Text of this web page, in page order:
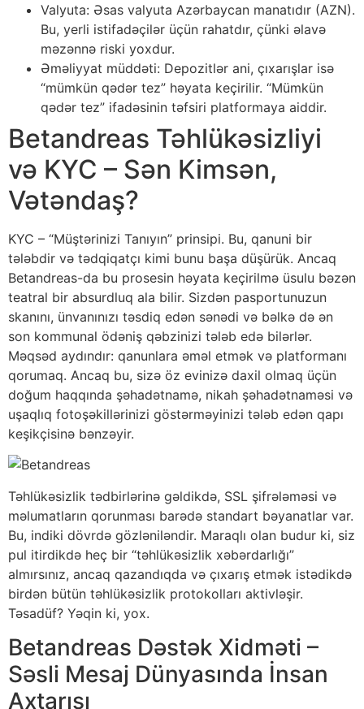
Valyuta: Əsas valyuta Azərbaycan manatıdır (AZN).
Bu, yerli istifadəçilər üçün rahatdır, çünki əlavə
məzənnə riski yoxdur.
Əməliyyat müddəti: Depozitlər ani, çıxarışlar isə
“mümkün qədər tez” həyata keçirilir. “Mümkün
qədər tez” ifadəsinin təfsiri platformaya aiddir.
Betandreas Təhlükəsizliyi
və KYC – Sən Kimsən,
Vətəndaş?
KYC – “Müştərinizi Tanıyın” prinsipi. Bu, qanuni bir
tələbdir və tədqiqatçı kimi bunu başa düşürük. Ancaq
Betandreas-da bu prosesin həyata keçirilmə üsulu bəzən
teatral bir absurdluq ala bilir. Sizdən pasportunuzun
skanını, ünvanınızı təsdiq edən sənədi və bəlkə də ən
son kommunal ödəniş qəbzinizi tələb edə bilərlər.
Məqsəd aydındır: qanunlara əməl etmək və platformanı
qorumaq. Ancaq bu, sizə öz evinizə daxil olmaq üçün
doğum haqqında şəhadətnamə, nikah şəhadətnaməsi və
uşaqlıq fotoşəkillərinizi göstərməyinizi tələb edən qapı
keşikçisinə bənzəyir.
Təhlükəsizlik tədbirlərinə gəldikdə, SSL şifrələməsi və
məlumatların qorunması barədə standart bəyanatlar var.
Bu, indiki dövrdə gözləniləndir. Maraqlı olan budur ki, siz
pul itirdikdə heç bir “təhlükəsizlik xəbərdarlığı”
almırsınız, ancaq qazandıqda və çıxarış etmək istədikdə
birdən bütün təhlükəsizlik protokolları aktivləşir.
Təsadüf? Yəqin ki, yox.
Betandreas Dəstək Xidməti –
Səsli Mesaj Dünyasında İnsan
Axtarışı